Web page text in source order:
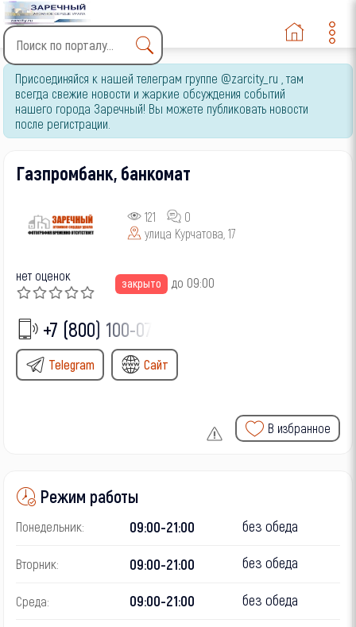
Type 2 or more characters
for results.
Присоединяйся к нашей телеграм группе @zarcity_ru , там
всегда свежие новости и жаркие обсуждения событий
нашего города Заречный! Вы можете публиковать новости
после регистрации.
Газпромбанк, банкомат
121
0
улица Курчатова, 17
нет оценок закрыто до 09:00
+7 (800) 100-07-
Telegram Сайт
В избранное
Режим работы
Понедельник: 09:00-21:00 без обеда
Вторник: 09:00-21:00 без обеда
Среда: 09:00-21:00 без обеда